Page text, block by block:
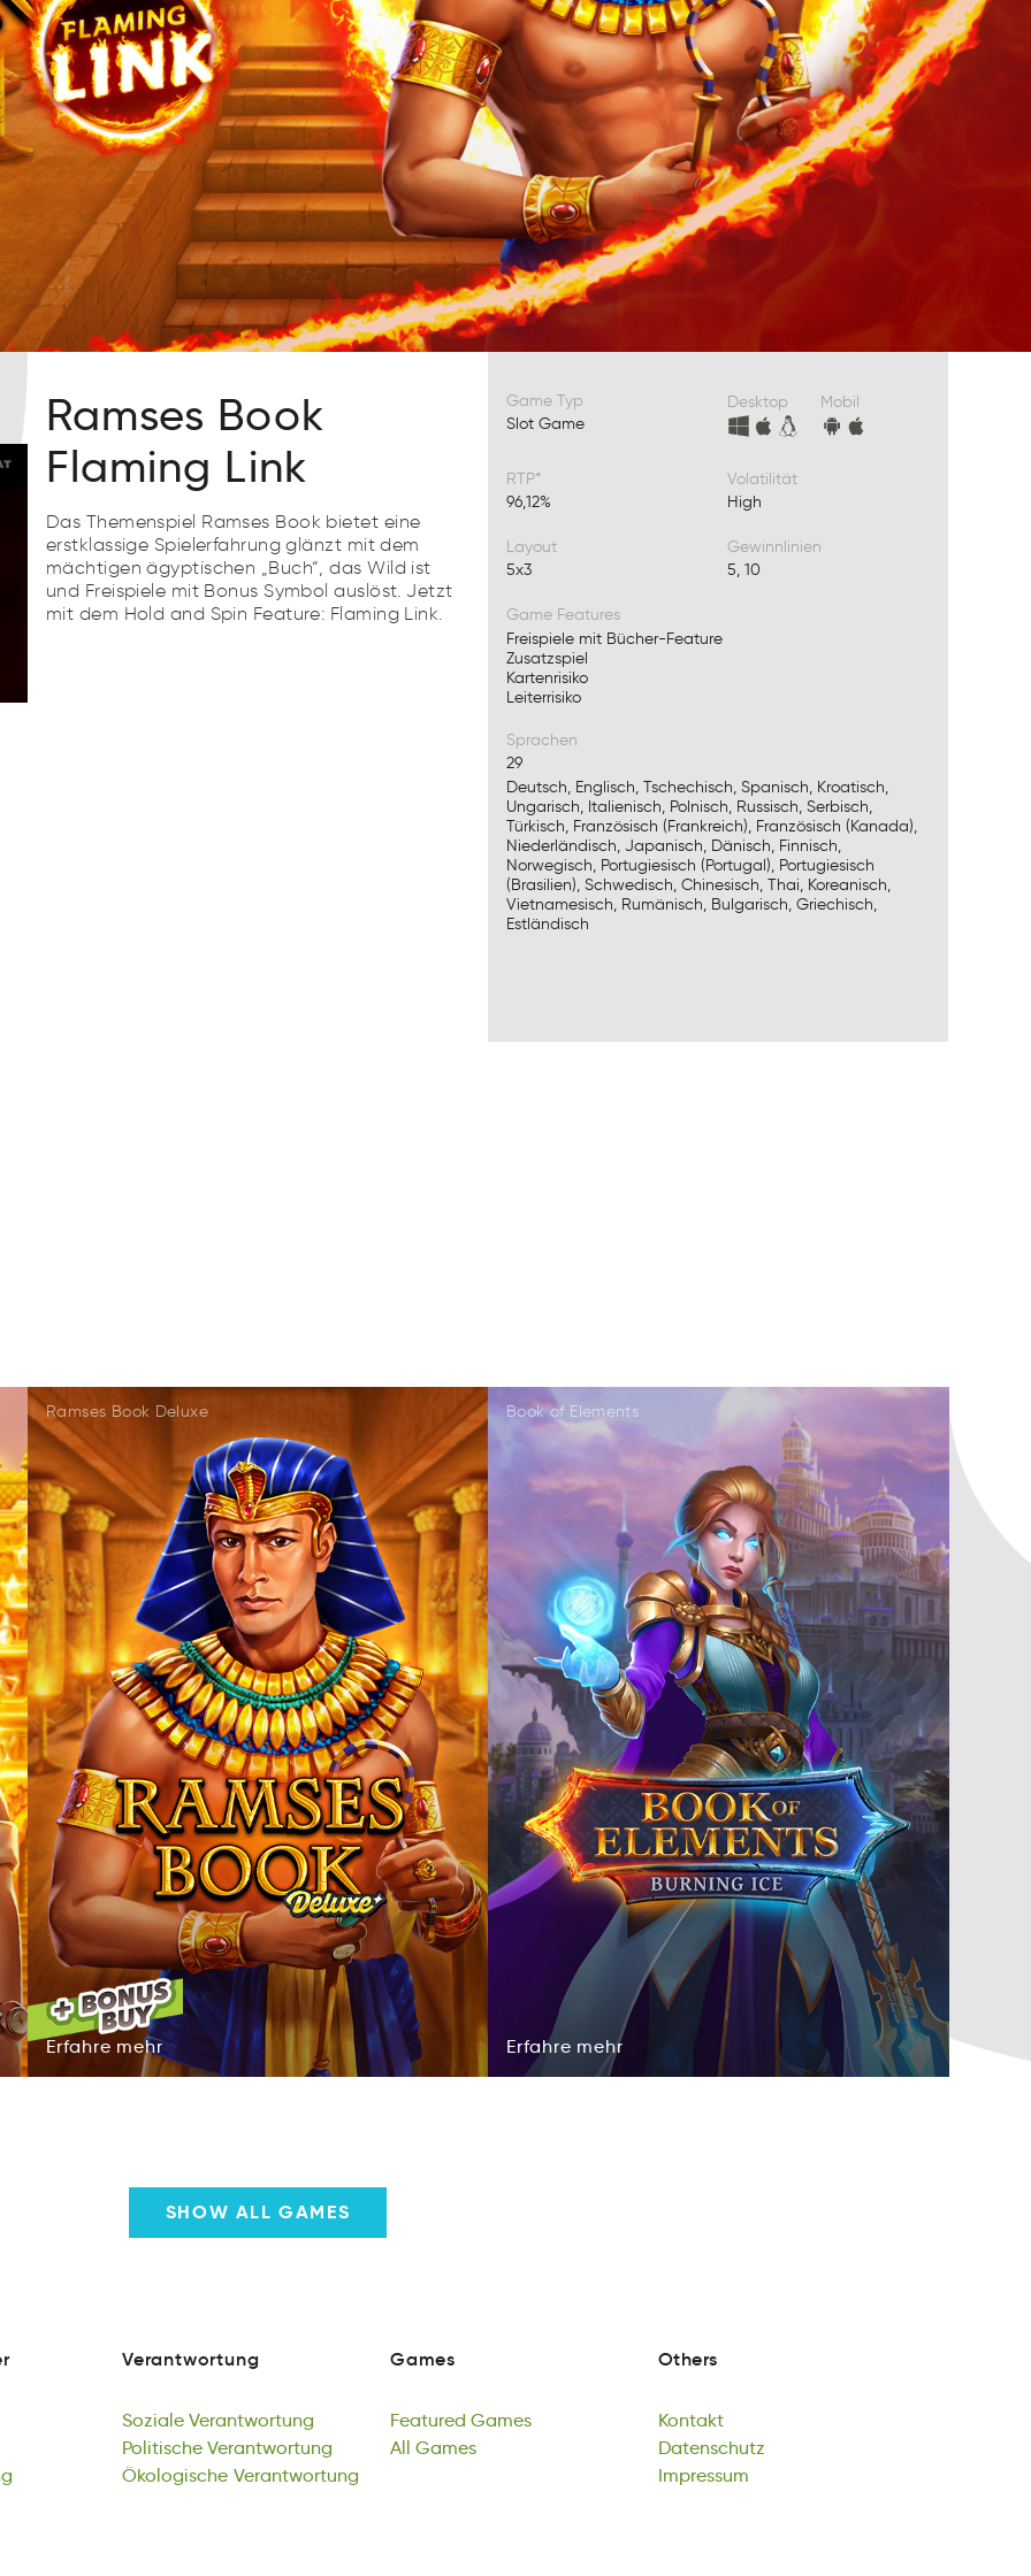
Ramses Book
Flaming Link
Das Themenspiel Ramses Book bietet eine
erstklassige Spielerfahrung glänzt mit dem
mächtigen ägyptischen „Buch“, das Wild ist
und Freispiele mit Bonus Symbol auslöst. Jetzt
mit dem Hold and Spin Feature: Flaming Link.
Game Typ
Slot Game
Desktop Mobil
RTP*
96,12%
Volatilität
High
Layout
5x3
Gewinnlinien
5, 10
Game Features
Freispiele mit Bücher-Feature
Zusatzspiel
Kartenrisiko
Leiterrisiko
Sprachen
29
Deutsch, Englisch, Tschechisch, Spanisch, Kroatisch,
Ungarisch, Italienisch, Polnisch, Russisch, Serbisch,
Türkisch, Französisch (Frankreich), Französisch (Kanada),
Niederländisch, Japanisch, Dänisch, Finnisch,
Norwegisch, Portugiesisch (Portugal), Portugiesisch
(Brasilien), Schwedisch, Chinesisch, Thai, Koreanisch,
Vietnamesisch, Rumänisch, Bulgarisch, Griechisch,
Estländisch
Ramses Book Deluxe
Erfahre
ahErerf
Erfahre
mehr
emrh
mehr
Book of Elements
Erfahre
rfreEah
Erfahre
herm
mehr
SHOW ALL GAMES
Verantwortung
Soziale
Soziale
Verantwortung
Verantwortung
loseiiPcth
Politische
eogtwtrnVuran
Verantwortung
Ökologische
elÖocoishgk
Ökologische
Verantwortung
ugoawrnerVntt
Verantwortung
Games
Featured
Featured Games
lAl
All
eGasm
Games
Others
Kontakt
Kontakt
thzeuDcntas
Datenschutz
Impressum
Imrupsmes
Impressum